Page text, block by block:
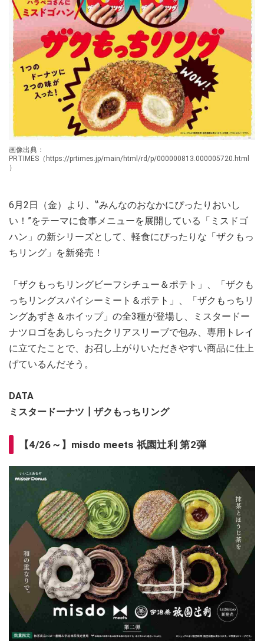
画像出典：
PRTIMES（https://prtimes.jp/main/html/rd/p/000000813.000005720.html
）
6月2日（金）より、‟みんなのおなかにぴったりおいし
い！”をテーマに食事メニューを展開している「ミスドゴ
ハン」の新シリーズとして、軽食にぴったりな「ザクもっ
ちリング」を新発売！
「ザクもっちリングビーフシチュー＆ポテト」、「ザクも
っちリングスパイシーミート＆ポテト」、「ザクもっちリ
ングあずき＆ホイップ」の全3種が登場し、ミスタードー
ナツロゴをあしらったクリアスリーブで包み、専用トレイ
に立てたことで、お召し上がりいただきやすい商品に仕上
げているんだそう。
DATA
ミスタードーナツ┃ザクもっちリング
【4/26～】misdo meets 祇園辻利 第2弾